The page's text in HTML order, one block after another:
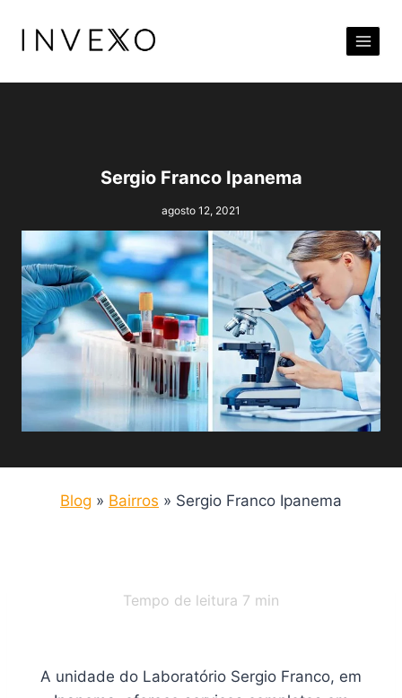
para
Conteúdo
Sergio Franco Ipanema
agosto 12, 2021
Blog » Bairros » Sergio Franco Ipanema
Tempo de leitura 7 min
A unidade do Laboratório Sergio Franco, em